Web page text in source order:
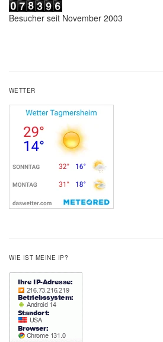
Besucher seit November 2003
WETTER
WIE IST MEINE IP?